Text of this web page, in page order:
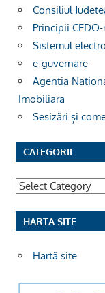
Consiliul
Principii
Sistemul
e-guvernare
Agentia
Imobiliara
Sesizări și
CATEGORII
Categorii
HARTA SITE
Hartă site